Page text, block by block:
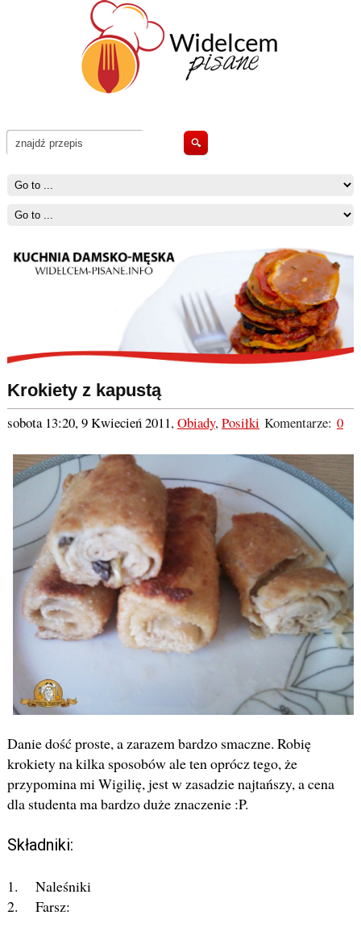
Krokiety z kapustą
sobota 13:20, 9 Kwiecień 2011,Obiady,Posiłki Komentarze: 0
Danie dość proste, a zarazem bardzo smaczne. Robię
krokiety na kilka sposobów ale ten oprócz tego, że
przypomina mi Wigilię, jest w zasadzie najtańszy, a cena
dla studenta ma bardzo duże znaczenie :P.
Składniki:
1. Naleśniki
2. Farsz: